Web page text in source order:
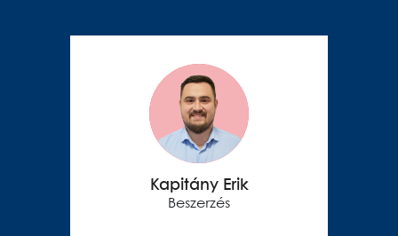
Kapitány Erik
Beszerzés